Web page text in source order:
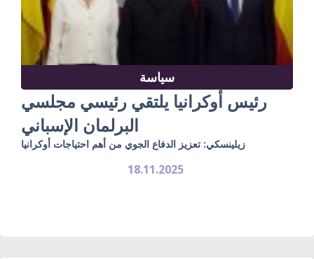
سياسة
رئيس أوكرانيا يلتقي رئيسي مجلسي
البرلمان الإسباني
زيلينسكي: تعزيز الدفاع الجوي من أهم احتياجات أوكرانيا
18.11.2025